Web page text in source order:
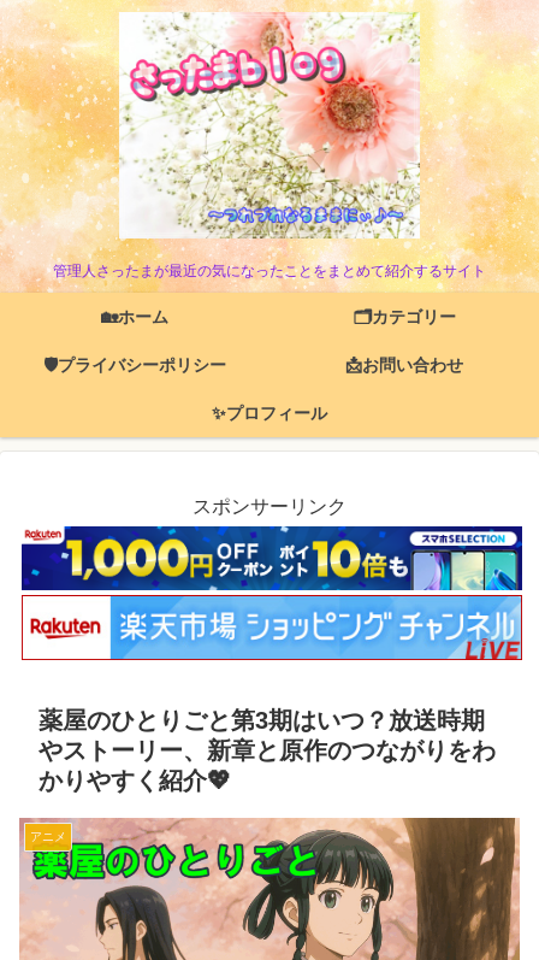
管理人さったまが最近の気になったことをまとめて紹介するサイト
🏡ホーム 🗂️カテゴリー
🛡️プライバシーポリシー 📩お問い合わせ
✨プロフィール
スポンサーリンク
薬屋のひとりごと第3期はいつ？放送時期
やストーリー、新章と原作のつながりをわ
かりやすく紹介💖
アニメ